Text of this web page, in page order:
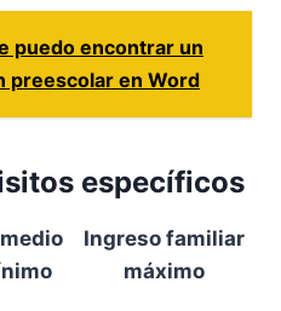
puedo encontrar un
preescolar en Word
específicos
Ingreso familiar
máximo